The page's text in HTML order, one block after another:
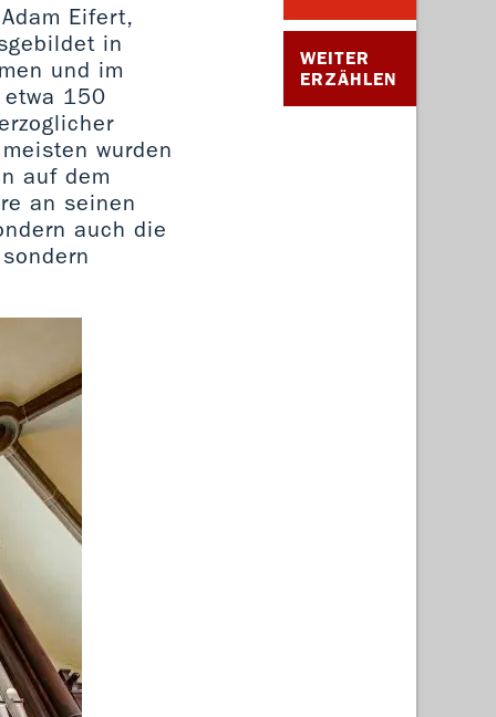
WEITER
ERZÄHLEN
Eifert,
in
und im
150
wurden
auf dem
an seinen
auch die